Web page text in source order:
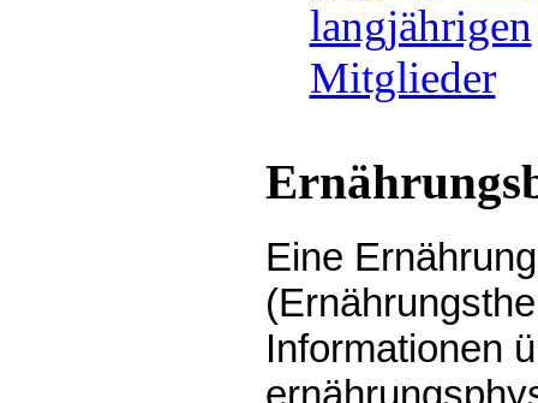
langjährigen
Mitglieder
Eine
Informationen